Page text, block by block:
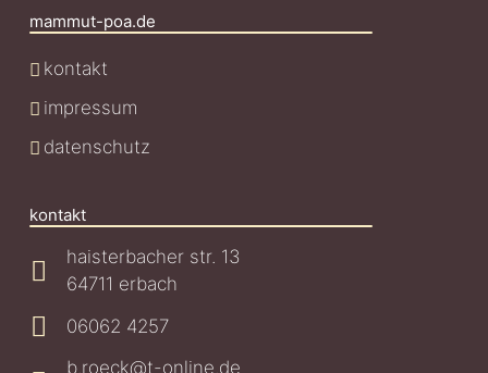
mammut-poa.de
kontakt
impressum
datenschutz
kontakt
haisterbacher str. 13
64711 erbach
06062 4257
b.roeck@t-online.de